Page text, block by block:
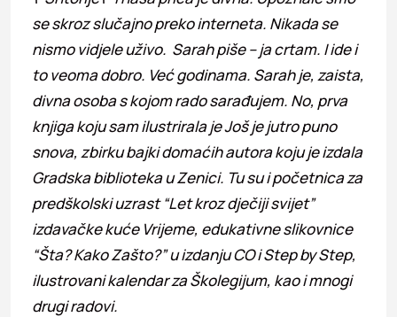
se skroz slučajno preko interneta. Nikada se
nismo vidjele uživo. Sarah piše – ja crtam. I ide i
to veoma dobro. Već godinama. Sarah je, zaista,
divna osoba s kojom rado sarađujem. No, prva
knjiga koju sam ilustrirala je Još je jutro puno
snova, zbirku bajki domaćih autora koju je izdala
Gradska biblioteka u Zenici. Tu su i početnica za
predškolski uzrast “Let kroz dječiji svijet”
izdavačke kuće Vrijeme, edukativne slikovnice
“Šta? Kako Zašto?” u izdanju CO i Step by Step,
ilustrovani kalendar za Školegijum, kao i mnogi
drugi radovi.